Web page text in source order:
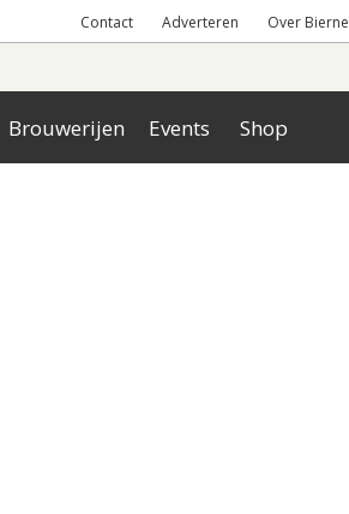
Contact Adverteren Over
Brouwerijen Events Shop